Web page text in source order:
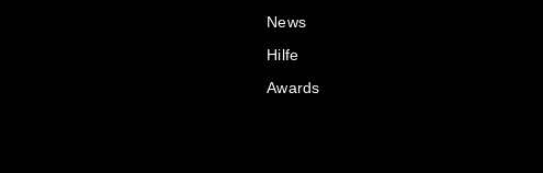
News
Hilfe
Awards